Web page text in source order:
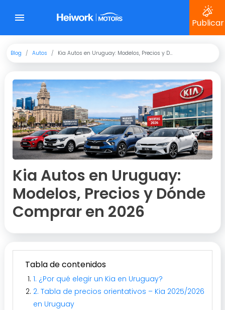
Publicar
Blog Autos Kia Autos en Uruguay: Modelos, Precios y Dónde Comprar en 2026
Kia Autos en Uruguay:
Modelos, Precios y Dónde
Comprar en 2026
Tabla de contenidos
1. ¿Por qué elegir un Kia en Uruguay?
2. Tabla de precios orientativos – Kia 2025/2026
en Uruguay